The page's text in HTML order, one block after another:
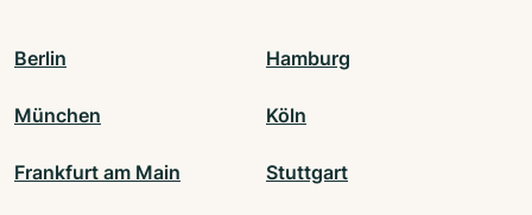
Berlin Hamburg
München Köln
Frankfurt am Main Stuttgart